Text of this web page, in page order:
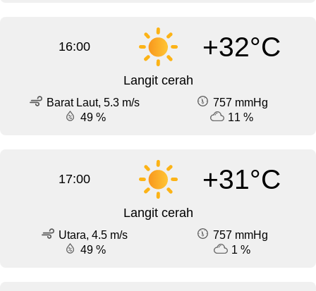
16:00 +32°C
Langit cerah
Barat Laut, 5.3 m/s
757 mmHg
49 %
11 %
17:00 +31°C
Langit cerah
Utara, 4.5 m/s
757 mmHg
49 %
1 %